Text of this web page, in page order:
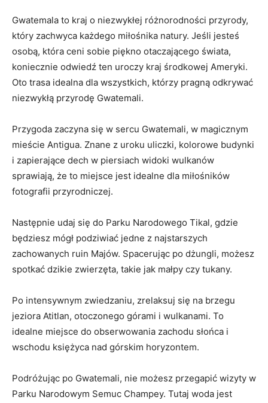
Gwatemala to ⁤kraj o niezwykłej ​różnorodności⁤ przyrody,
który zachwyca⁤ każdego miłośnika natury. Jeśli ​jesteś
osobą, która ceni sobie piękno​ otaczającego ‍świata,
koniecznie odwiedź ten ⁢uroczy kraj ⁤środkowej Ameryki.
Oto ​trasa idealna dla wszystkich, którzy pragną​ odkrywać‌
niezwykłą przyrodę‌ Gwatemali.
Przygoda ​zaczyna się w sercu Gwatemali, w magicznym
mieście‌ Antigua. Znane z⁣ uroku uliczki, kolorowe budynki
i zapierające dech ‍w piersiach widoki wulkanów
sprawiają, że to miejsce ‌jest idealne dla miłośników
fotografii przyrodniczej.
Następnie udaj się do Parku ​Narodowego Tikal, gdzie‍
będziesz mógł podziwiać‍ jedne⁢ z najstarszych
zachowanych ruin Majów. Spacerując po dżungli,‌ możesz
spotkać dzikie ‍zwierzęta, takie ⁤jak małpy czy tukany.
Po ‍intensywnym zwiedzaniu, zrelaksuj się na brzegu‌
jeziora Atitlan, otoczonego górami ​i wulkanami.⁣ To
idealne miejsce do obserwowania ⁢zachodu słońca⁣ i
wschodu księżyca nad górskim horyzontem.
Podróżując po Gwatemali, nie ⁣możesz przegapić wizyty w
Parku Narodowym Semuc Champey. Tutaj woda jest